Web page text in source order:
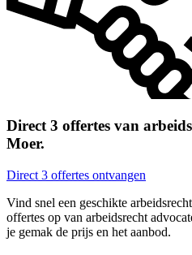
Direct 3 offertes van
Moer.
Direct 3 offertes ontvangen
Vind snel een geschikte
offertes op van arbeidsrecht
je gemak de prijs en het aanbod.